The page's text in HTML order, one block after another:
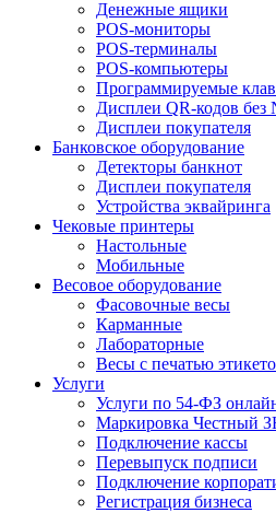
Денежные ящики
POS-мониторы
POS-терминалы
POS-компьютеры
Программируемые
Дисплеи QR-кодов без
Дисплеи покупателя
Банковское оборудование
Детекторы банкнот
Дисплеи покупателя
Устройства эквайринга
Чековые принтеры
Настольные
Мобильные
Весовое оборудование
Фасовочные весы
Карманные
Лабораторные
Весы с печатью
Услуги
Услуги по 54-ФЗ
Маркировка Честный
Подключение кассы
Перевыпуск подписи
Подключение
Регистрация бизнеса